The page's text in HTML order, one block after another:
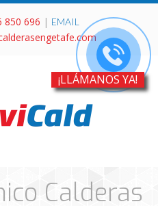
850 696 | EMAIL
Calderas
¡LLÁMANOS YA!